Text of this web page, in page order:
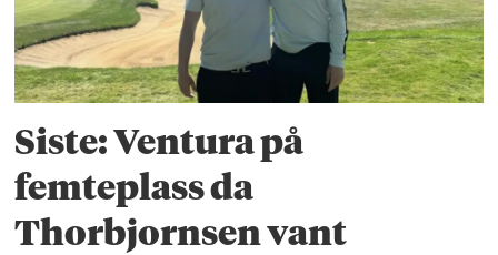
Siste: Ventura på
femteplass da
Thorbjornsen vant